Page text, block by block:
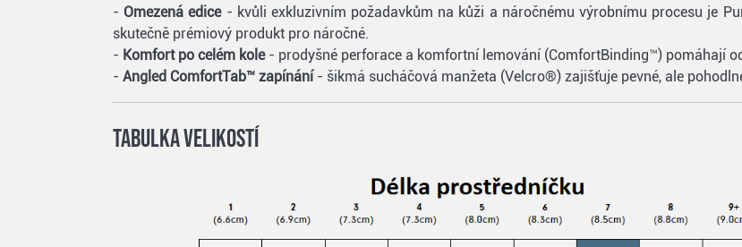
- Omezená edice- kvůli exkluzivním požadavkům na kůži a náročnému výrobnímu procesu je
skutečně prémiový produkt pro náročné.
- Komfort po celém kole- prodyšné perforace a komfortní lemování (ComfortBinding™) pomáhají
- Angled ComfortTab™ zapínání- šikmá sucháčová manžeta (Velcro®) zajišťuje pevné, ale
Tabulka velikostí